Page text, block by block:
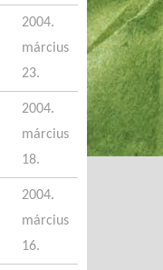
2004.
március
23.
2004.
március
18.
2004.
március
16.